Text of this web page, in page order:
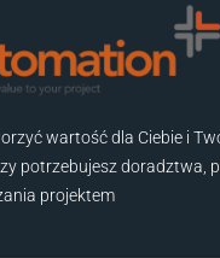
wartość dla Ciebie i
potrzebujesz doradztwa,
projektem